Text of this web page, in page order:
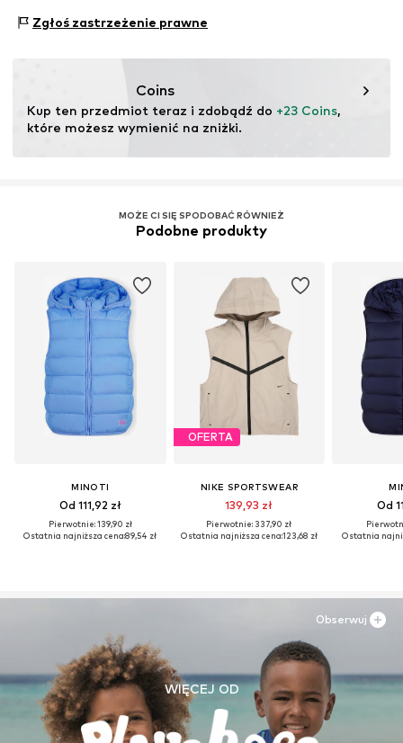
Bez podszewki
PLS0113004000001
72461 Albstadt
Zgłoś zastrzeżenie prawne
Coins
Kup ten przedmiot teraz i zdobądź do +23 Coins,
które możesz wymienić na zniżki.
MOŻE CI SIĘ SPODOBAĆ RÓWNIEŻ
Podobne produkty
MINOTI
Od 111,92 zł
Pierwotnie: 139,90 zł
Ostatnia najniższa cena:89,54 zł
OFERTA
NIKE SPORTSWEAR
139,93 zł
Pierwotnie: 337,90 zł
Ostatnia najniższa cena:123,68 zł
Od
Ostatnia
WIĘCEJ OD
Obserwuj